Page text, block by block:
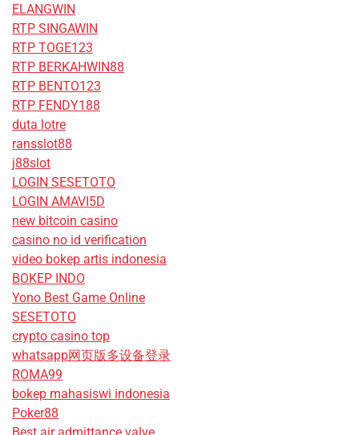
ELANGWIN
RTP SINGAWIN
RTP TOGE123
RTP BERKAHWIN88
RTP BENTO123
RTP FENDY188
duta lotre
ransslot88
j88slot
LOGIN SESETOTO
LOGIN AMAVI5D
new bitcoin casino
casino no id verification
video bokep artis indonesia
BOKEP INDO
Yono Best Game Online
SESETOTO
crypto casino top
whatsapp网页版多设备登录
ROMA99
bokep mahasiswi indonesia
Poker88